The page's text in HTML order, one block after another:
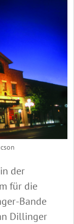
der
für die
Bande
Dillinger